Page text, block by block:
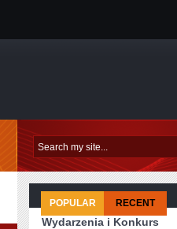
POPULAR RECENT
Wydarzenia i Konkurs